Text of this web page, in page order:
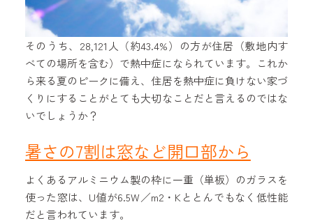
そのうち、28,121人（約43.4%）の方が住居（敷地内す
べての場所を含む）で熱中症になられています。これか
ら来る夏のピークに備え、住居を熱中症に負けない家づ
くりにすることがとても大切なことだと言えるのではな
いでしょうか？
暑さの7割は窓など開口部から
よくあるアルミニウム製の枠に一重（単板）のガラスを
使った窓は、U値が6.5W／m2・Kととんでもなく低性能
だと言われています。